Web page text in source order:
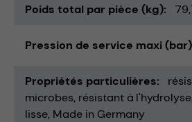
Poids total par pièce (kg)
Pression de service maxi (bar)
Propriétés particulières
microbes résistant à l'hydrolyse
lisse Made in Germany